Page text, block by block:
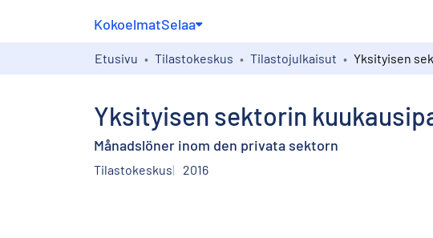
KokoelmatSelaa
Etusivu Tilastokeskus Tilastojulkaisut
Yksityisen sektorin
Månadslöner inom den privata sektorn
Tilastokeskus 2016